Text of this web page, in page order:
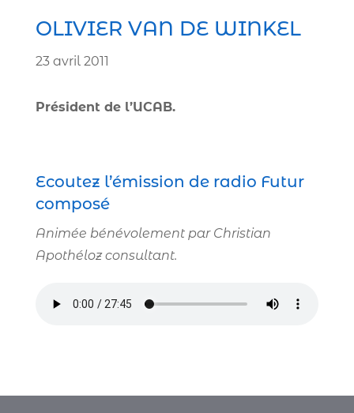
OLIVIER VAN DE WINKEL
23 avril 2011
Président de l’UCAB.
Ecoutez l’émission de radio Futur
composé
Animée béné­vo­le­ment par Christian
Apothéloz consultant.